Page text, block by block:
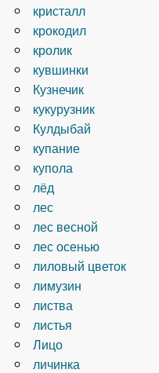
кристалл
крокодил
кролик
кувшинки
Кузнечик
кукурузник
Кулдыбай
купание
купола
лёд
лес
лес весной
лес осенью
лиловый цветок
лимузин
листва
листья
Лицо
личинка